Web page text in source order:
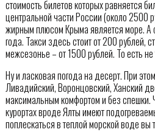
стоимость билетов которых равняется
центральной части России (около 2500
жирным плюсом Крыма является море. А
года. Такси здесь стоит от 200 рублей,
межсезонье – от 1500 рублей. То есть
Ну и ласковая погода на десерт. При
Ливадийский, Воронцовский, Ханский
максимальным комфортом и без спешки.
курортах вроде Ялты имеют
поплескаться в теплой морской воде вы